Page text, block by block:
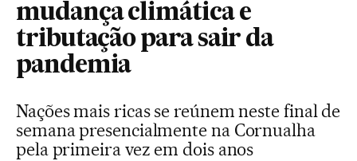
mudança climática e
tributação para sair da
pandemia
Nações mais ricas se reúnem neste final de
semana presencialmente na Cornualha
pela primeira vez em dois anos